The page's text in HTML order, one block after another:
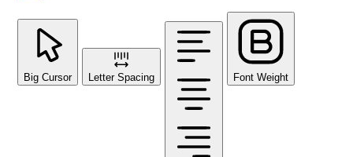
Big Cursor Letter Spacing Font Weight